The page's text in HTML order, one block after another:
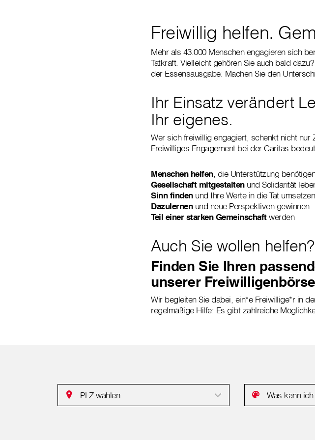
Freiwillig helfen.
Mehr als 43.000 Menschen engagieren sich
Tatkraft. Vielleicht gehören Sie auch bald
der Essensausgabe: Machen Sie den
Ihr Einsatz verändert
Ihr eigenes.
Wer sich freiwillig engagiert, schenkt nicht nur
Freiwilliges Engagement bei der Caritas
Menschen helfen, die Unterstützung benötigen
Gesellschaft mitgestaltenund Solidarität
Sinn findenund Ihre Werte in die Tat umsetzen
Dazulernenund neue Perspektiven gewinnen
Teil einer starken Gemeinschaftwerden
Auch Sie wollen helfen?
Finden Sie Ihren
unserer
Wir begleiten Sie dabei, ein*e Freiwillige*r in
regelmäßige Hilfe: Es gibt zahlreiche
PLZ wählen Was kann